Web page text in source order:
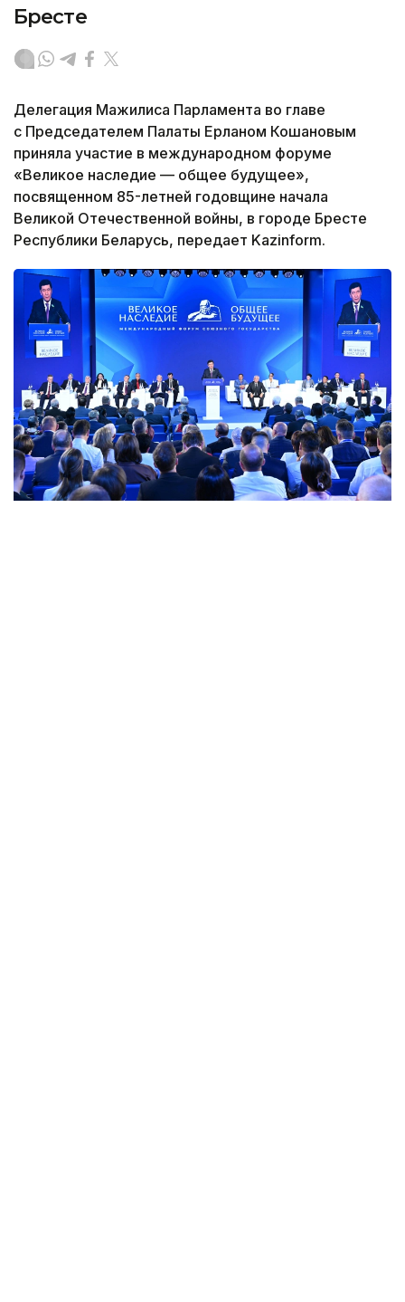
Бресте
Делегация Мажилиса Парламента во главе
с Председателем Палаты Ерланом Кошановым
приняла участие в международном форуме
«Великое наследие — общее будущее»,
посвященном 85-летней годовщине начала
Великой Отечественной войны, в городе Бресте
Республики Беларусь, передает Kazinform.